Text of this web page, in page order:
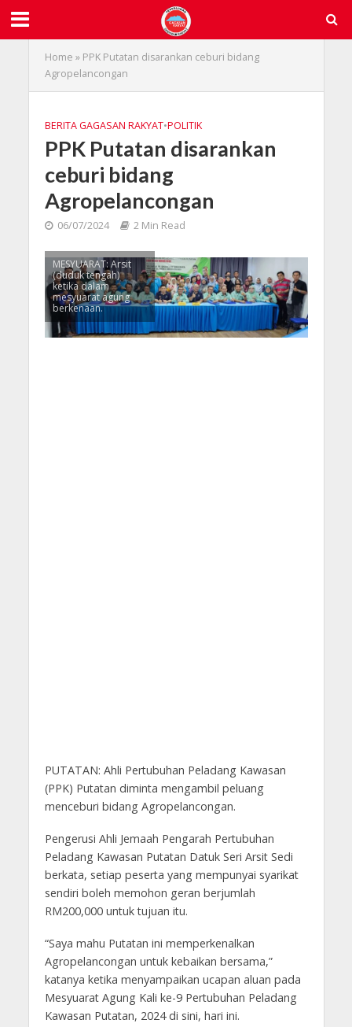
Home » PPK Putatan disarankan ceburi bidang
Agropelancongan
BERITA GAGASAN RAKYAT•POLITIK
PPK Putatan disarankan
ceburi bidang
Agropelancongan
06/07/2024 2 Min Read
MESYUARAT: Arsit
(duduk tengah)
ketika dalam
mesyuarat agung
berkenaan.
PUTATAN: Ahli Pertubuhan Peladang Kawasan
(PPK) Putatan diminta mengambil peluang
menceburi bidang Agropelancongan.
Pengerusi Ahli Jemaah Pengarah Pertubuhan
Peladang Kawasan Putatan Datuk Seri Arsit Sedi
berkata, setiap peserta yang mempunyai syarikat
sendiri boleh memohon geran berjumlah
RM200,000 untuk tujuan itu.
“Saya mahu Putatan ini memperkenalkan
Agropelancongan untuk kebaikan bersama,”
katanya ketika menyampaikan ucapan aluan pada
Mesyuarat Agung Kali ke-9 Pertubuhan Peladang
Kawasan Putatan, 2024 di sini, hari ini.